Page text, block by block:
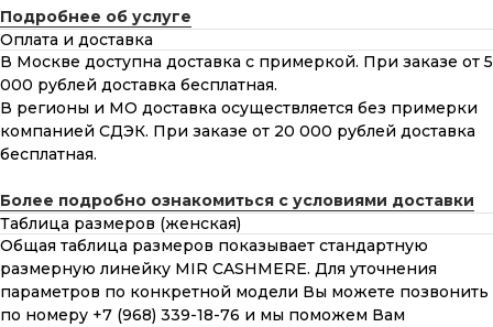
Подробнее об услуге
Оплата и доставка
В Москве доступна доставка с примеркой. При заказе от 5
000 рублей доставка бесплатная.
В регионы и МО доставка осуществляется без примерки
компанией СДЭК. При заказе от 20 000 рублей доставка
бесплатная.
Более подробно ознакомиться с условиями доставки
Таблица размеров (женская)
Общая таблица размеров показывает стандартную
размерную линейку MIR CASHMERE. Для уточнения
параметров по конкретной модели Вы можете позвонить
по номеру +7 (968) 339-18-76 и мы поможем Вам